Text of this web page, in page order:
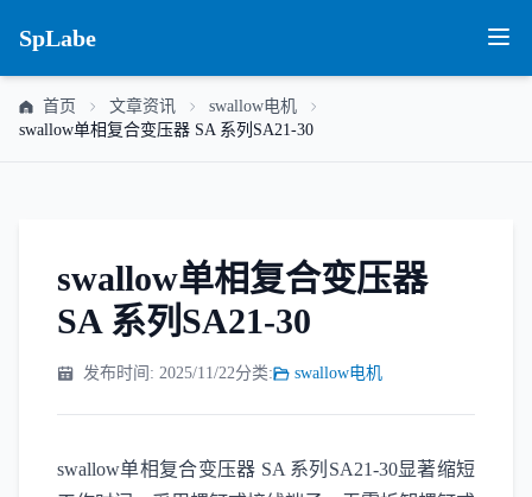
SpLabe
首页 文章资讯
swallow电机
swallow单相复合变压器 SA 系列SA21-30
swallow单相复合变压器
SA 系列SA21-30
发布时间: 2025/11/22分类: swallow电机
swallow单相复合变压器 SA 系列SA21-30显著缩短